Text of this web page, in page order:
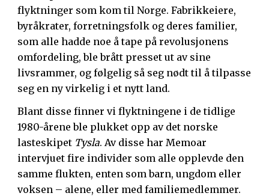
flyktninger som kom til Norge. Fabrikkeiere,
byråkrater, forretningsfolk og deres familier,
som alle hadde noe å tape på revolusjonens
omfordeling, ble brått presset ut av sine
livsrammer, og følgelig så seg nødt til å tilpasse
seg en ny virkelig i et nytt land.
Blant disse finner vi flyktningene i de tidlige
1980-årene ble plukket opp av det norske
lasteskipet Tysla. Av disse har Memoar
intervjuet fire individer som alle opplevde den
samme flukten, enten som barn, ungdom eller
voksen – alene, eller med familiemedlemmer.